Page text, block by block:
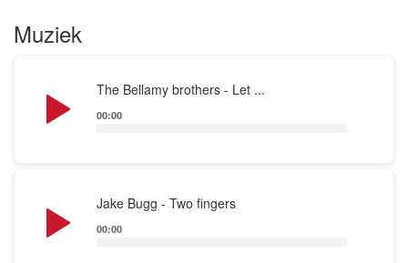
Muziek
The Bellamy brothers - Let ...
Player
00:00
Jake Bugg - Two fingers
Player
00:00